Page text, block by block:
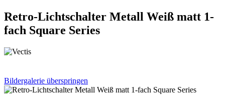
Retro-Lichtschalter Metall Weiß matt 1-
fach Square Series
Bildergalerie überspringen